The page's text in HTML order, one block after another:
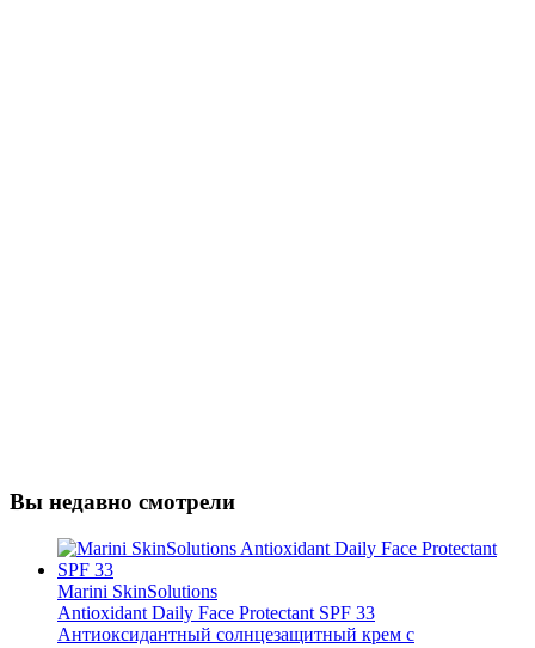
Вы недавно смотрели
Marini SkinSolutions
Antioxidant Daily Face Protectant SPF 33
Антиоксидантный солнцезащитный крем с